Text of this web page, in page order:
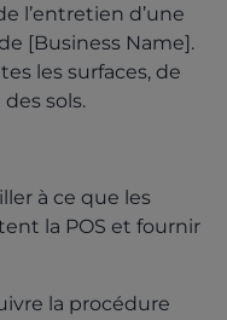
l’entretien d’une
[Business Name].
les surfaces, de
sols.
à ce que les
la POS et fournir
la procédure